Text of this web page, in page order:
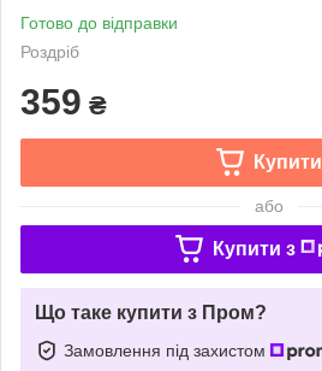
Готово до відправки
Роздріб
359 ₴
Купити
або
Купити з
Що таке купити з Пром?
Замовлення під захистом